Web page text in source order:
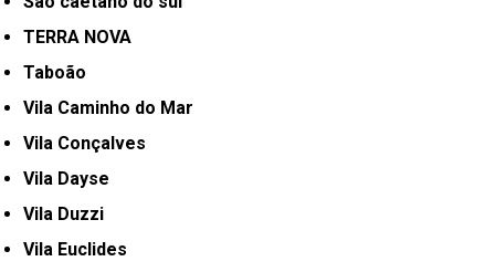
TERRA NOVA
Taboão
Vila Caminho do Mar
Vila Conçalves
Vila Dayse
Vila Duzzi
Vila Euclides